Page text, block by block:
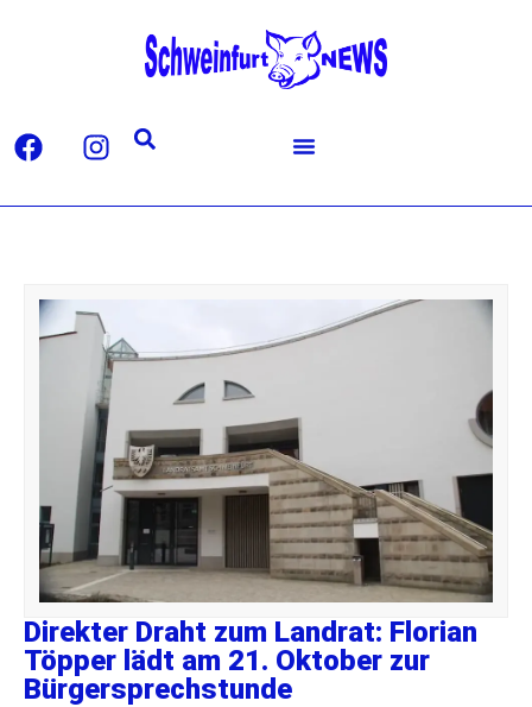
Direkter Draht zum Landrat: Florian
Töpper lädt am 21. Oktober zur
Bürgersprechstunde